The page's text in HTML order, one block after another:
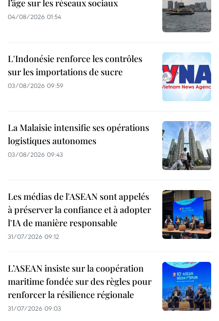
l’âge sur les réseaux sociaux
04/08/2026 01:54
L'Indonésie renforce les contrôles
sur les importations de sucre
03/08/2026 09:59
La Malaisie intensifie ses opérations
logistiques autonomes
03/08/2026 09:43
Les médias de l'ASEAN sont appelés
à préserver la confiance et à adopter
l'IA de manière responsable
31/07/2026 09:12
L’ASEAN insiste sur la coopération
maritime fondée sur des règles pour
renforcer la résilience régionale
31/07/2026 09:03